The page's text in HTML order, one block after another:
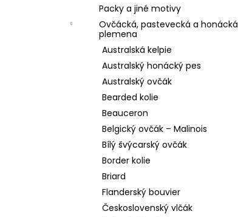
Packy a jiné motivy
Ovčácká, pastevecká a honácká
plemena
Australská kelpie
Australský honácký pes
Australský ovčák
Bearded kolie
Beauceron
Belgický ovčák – Malinois
Bílý švýcarský ovčák
Border kolie
Briard
Flanderský bouvier
Československý vlčák